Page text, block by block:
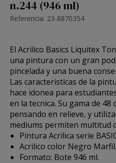
n.244 (946 ml)
Referencia: 23-8870354
El Acrilico Basics Liquitex
una pintura con un gran
pincelada y una buena
Las caracteristicas de la
hace idonea para
en la tecnica. Su gama de
pensando en relieve, y
mediums permiten multitud
Pintura Acrilica serie
Acrilico color Negro Marfil.
Formato: Bote 946 ml.